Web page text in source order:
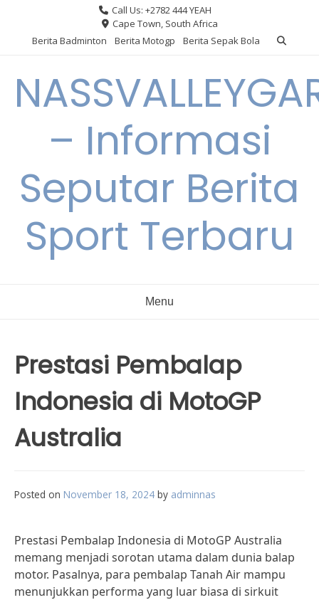
content
Call Us: +2782 444 YEAH
Cape Town, South Africa
Berita Badminton
Berita Motogp Berita Sepak Bola
– Informasi
Seputar Berita
Sport Terbaru
Menu
Prestasi Pembalap
Indonesia di MotoGP
Australia
Posted on November 18, 2024 by adminnas
Prestasi Pembalap Indonesia di MotoGP Australia
memang menjadi sorotan utama dalam dunia balap
motor. Pasalnya, para pembalap Tanah Air mampu
menunjukkan performa yang luar biasa di sirkuit